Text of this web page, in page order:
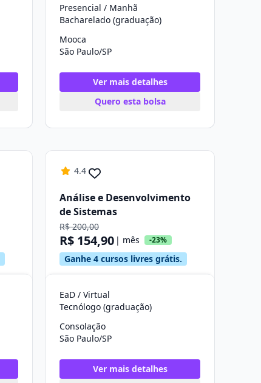
Presencial / Manhã
Bacharelado (graduação)
Mooca
São Paulo/SP
Ver mais detalhes
Quero esta bolsa
4.4
Análise e Desenvolvimento
de Sistemas
R$ 200,00
R$ 154,90 | mês -23%
Ganhe 4 cursos livres grátis.
EaD / Virtual
Tecnólogo (graduação)
Consolação
São Paulo/SP
Ver mais detalhes